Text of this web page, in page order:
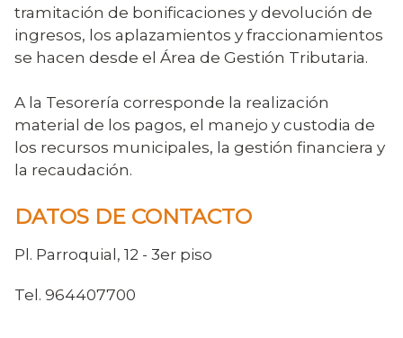
tramitación de bonificaciones y devolución de
ingresos, los aplazamientos y fraccionamientos
se hacen desde el Área de Gestión Tributaria.
A la Tesorería corresponde la realización
material de los pagos, el manejo y custodia de
los recursos municipales, la gestión financiera y
la recaudación.
DATOS DE CONTACTO
Pl. Parroquial, 12 - 3er piso
Tel. 964407700